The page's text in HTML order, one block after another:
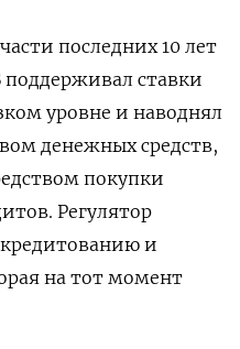
последних 10 лет
ставки
уровне и наводнял
денежных средств,
покупки
Регулятор
и
на тот момент